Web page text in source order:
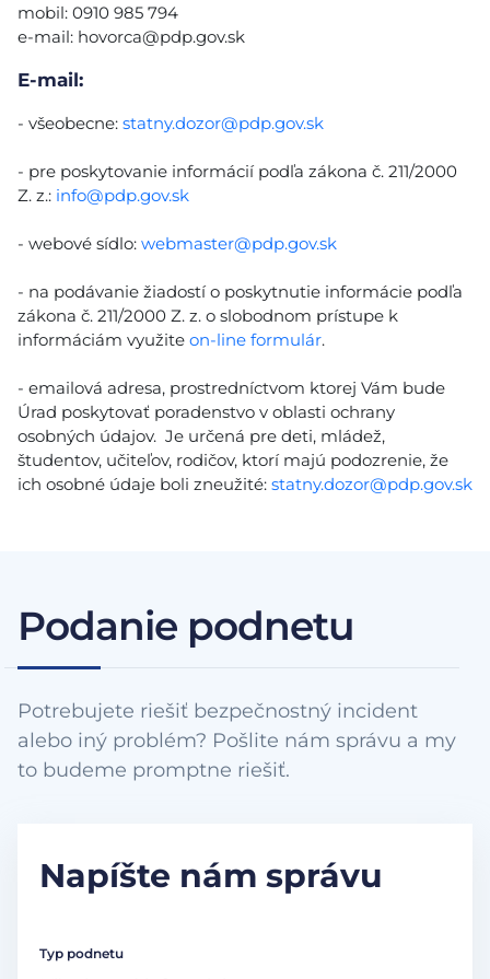
mobil: 0910 985 794
e-mail: hovorca@pdp.gov.sk
E-mail:
- všeobecne: statny.dozor@pdp.gov.sk
- pre poskytovanie informácií podľa zákona č. 211/2000
Z. z.: info@pdp.gov.sk
- webové sídlo: webmaster@pdp.gov.sk
- na podávanie žiadostí o poskytnutie informácie podľa
zákona č. 211/2000 Z. z. o slobodnom prístupe k
informáciám využite on-line formulár.
- emailová adresa, prostredníctvom ktorej Vám bude
Úrad poskytovať poradenstvo v oblasti ochrany
osobných údajov. Je určená pre deti, mládež,
študentov, učiteľov, rodičov, ktorí majú podozrenie, že
ich osobné údaje boli zneužité: statny.dozor@pdp.gov.sk
Podanie podnetu
Potrebujete riešiť bezpečnostný incident
alebo iný problém? Pošlite nám správu a my
to budeme promptne riešiť.
Napíšte nám správu
Typ podnetu